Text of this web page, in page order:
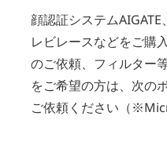
顔認証システム
レビレースなどをご購
のご依頼、フィルター
をご希望の方は、次の
ご依頼ください（